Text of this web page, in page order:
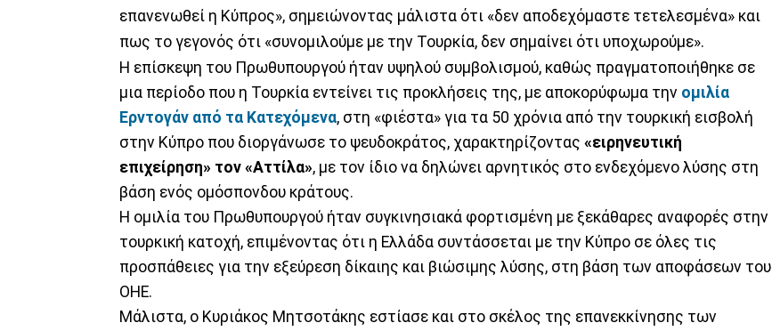
επανενωθεί η Κύπρος», σημειώνοντας μάλιστα ότι «δεν αποδεχόμαστε τετελεσμένα» και
πως το γεγονός ότι «συνομιλούμε με την Τουρκία, δεν σημαίνει ότι υποχωρούμε».
Η επίσκεψη του Πρωθυπουργού ήταν υψηλού συμβολισμού, καθώς πραγματοποιήθηκε σε
μια περίοδο που η Τουρκία εντείνει τις προκλήσεις της, με αποκορύφωμα την ομιλία
Ερντογάν από τα Κατεχόμενα, στη «φιέστα» για τα 50 χρόνια από την τουρκική εισβολή
στην Κύπρο που διοργάνωσε το ψευδοκράτος, χαρακτηρίζοντας «ειρηνευτική
επιχείρηση» τον «Αττίλα», με τον ίδιο να δηλώνει αρνητικός στο ενδεχόμενο λύσης στη
βάση ενός ομόσπονδου κράτους.
Η ομιλία του Πρωθυπουργού ήταν συγκινησιακά φορτισμένη με ξεκάθαρες αναφορές στην
τουρκική κατοχή, επιμένοντας ότι η Ελλάδα συντάσσεται με την Κύπρο σε όλες τις
προσπάθειες για την εξεύρεση δίκαιης και βιώσιμης λύσης, στη βάση των αποφάσεων του
ΟΗΕ.
Μάλιστα, ο Κυριάκος Μητσοτάκης εστίασε και στο σκέλος της επανεκκίνησης των